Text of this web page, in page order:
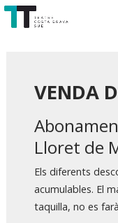
VENDA
Lloret de
Els diferents
acumulables. El
taquilla, no es